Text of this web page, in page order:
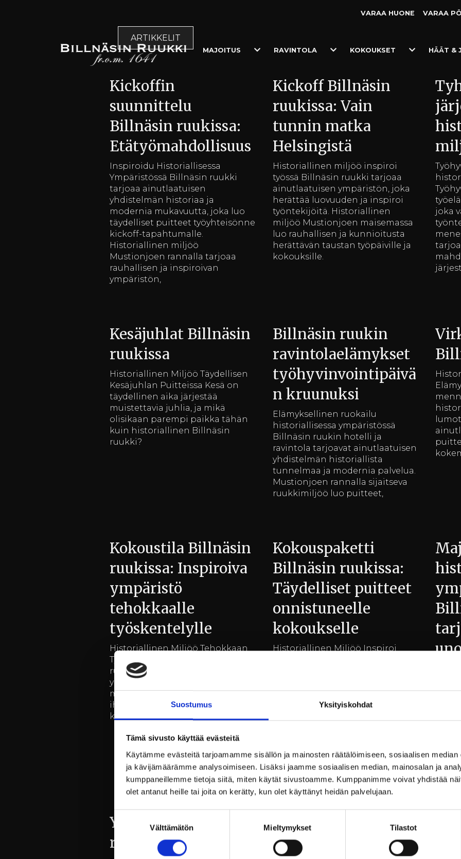
Suostumus Yksityiskohdat
Tämä sivusto käyttää evästeitä
Käytämme evästeitä tarjoamamme sisällön ja mainosten räätälöimiseen, sosiaalisen
ja kävijämäärämme analysoimiseen. Lisäksi jaamme sosiaalisen median, mainosalan ja
kumppaneillemme tietoja siitä, miten käytät sivustoamme. Kumppanimme voivat yhdistää
olet antanut heille tai joita on kerätty, kun olet käyttänyt heidän palvelujaan.
valinta
Välttämätön Mieltymykset Tilastot
VARAA HUONE VARAA
MAJOITUS
ToggleRAVINTOLA
ToggleKOKOUKSET
ToggleHÄÄT &
ARTIKKELIT
Kickoffin
suunnittelu
Billnäsin ruukissa:
Etätyömahdollisuus
Inspiroidu Historiallisessa
Ympäristössä Billnäsin ruukki
tarjoaa ainutlaatuisen
yhdistelmän historiaa ja
modernia mukavuutta, joka luo
täydelliset puitteet työyhteisönne
kickoff-tapahtumalle.
Historiallinen miljöö
Mustionjoen rannalla tarjoaa
rauhallisen ja inspiroivan
ympäristön,
Kickoff Billnäsin
ruukissa: Vain
tunnin matka
Helsingistä
Historiallinen miljöö inspiroi
työssä Billnäsin ruukki tarjoaa
ainutlaatuisen ympäristön, joka
herättää luovuuden ja inspiroi
työntekijöitä. Historiallinen
miljöö Mustionjoen maisemassa
luo rauhallisen ja kunnioitusta
herättävän taustan työpäiville ja
kokouksille.
joka
Kesäjuhlat Billnäsin
ruukissa
Historiallinen Miljöö Täydellisen
Kesäjuhlan Puitteissa Kesä on
täydellinen aika järjestää
muistettavia juhlia, ja mikä
olisikaan parempi paikka tähän
kuin historiallinen Billnäsin
ruukki?
Billnäsin ruukin
ravintolaelämykset
työhyvinvointipäivä
n kruunuksi
Elämyksellinen ruokailu
historiallisessa ympäristössä
Billnäsin ruukin hotelli ja
ravintola tarjoavat ainutlaatuisen
yhdistelmän historiallista
tunnelmaa ja modernia palvelua.
Mustionjoen rannalla sijaitseva
ruukkimiljöö luo puitteet,
Kokoustila Billnäsin
ruukissa: Inspiroiva
ympäristö
tehokkaalle
työskentelylle
Historiallinen Miljöö Tehokkaan
Työskentelyn Tukemana Billnäsin
ruukki tarjoaa ainutlaatuisen
yhdistelmän historiaa ja
modernia mukavuutta, mikä luo
ihanteelliset puitteet yritysten
kokouksiin ja työpajoihin.
Kokouspaketti
Billnäsin ruukissa:
Täydelliset puitteet
onnistuneelle
kokoukselle
Historiallinen Miljöö Inspiroi
modernia palvelua, joka luo
täydelliset puitteet tehokkaille ja
Yön yli kokous
rauhallisessa
Kokouspalvelut
ammattitaitoisella